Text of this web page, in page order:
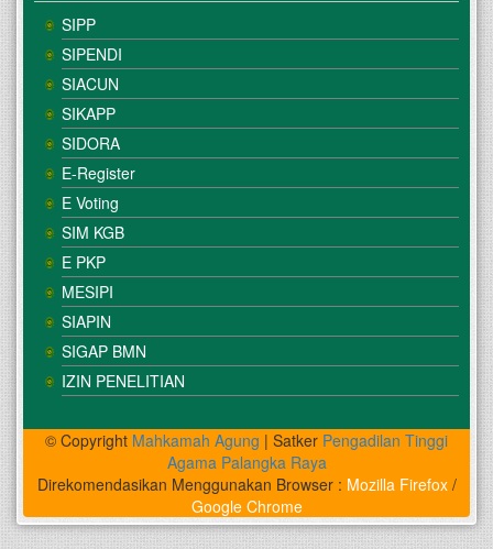
SIPP
SIPENDI
SIACUN
SIKAPP
SIDORA
E-Register
E Voting
SIM KGB
E PKP
MESIPI
SIAPIN
SIGAP BMN
IZIN PENELITIAN
© Copyright Mahkamah Agung | Satker Pengadilan Tinggi
Agama Palangka Raya
Direkomendasikan Menggunakan Browser : Mozilla Firefox/
Google Chrome